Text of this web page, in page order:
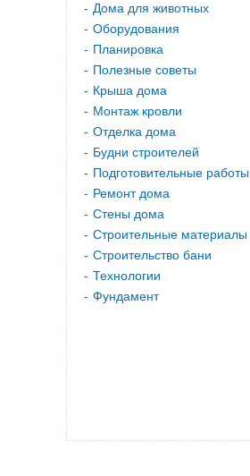
Дома для животных
Оборудования
Планировка
Полезные советы
Крыша дома
Монтаж кровли
Отделка дома
Будни строителей
Подготовительные работы
Ремонт дома
Стены дома
Строительные материалы
Строительство бани
Технологии
Фундамент